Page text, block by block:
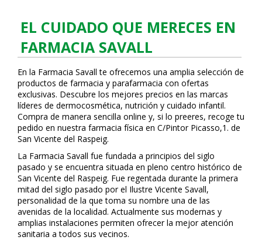
EL CUIDADO QUE MERECES EN
FARMACIA SAVALL
En la Farmacia Savall te ofrecemos una amplia selección de
productos de farmacia y parafarmacia con ofertas
exclusivas. Descubre los mejores precios en las marcas
líderes de dermocosmética, nutrición y cuidado infantil.
Compra de manera sencilla online y, si lo prefieres, recoge tu
pedido en nuestra farmacia física en C/Pintor Picasso,1. de
San Vicente del Raspeig.
La Farmacia Savall fue fundada a principios del siglo
pasado y se encuentra situada en pleno centro histórico de
San Vicente del Raspeig. Fue regentada durante la primera
mitad del siglo pasado por el Ilustre Vicente Savall,
personalidad de la que toma su nombre una de las
avenidas de la localidad. Actualmente sus modernas y
amplias instalaciones permiten ofrecer la mejor atención
sanitaria a todos sus vecinos.